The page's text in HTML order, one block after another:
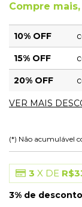
Compre
10% OFF
15% OFF
20% OFF
VER MAIS
(*) Não acumulável
3 X DE
3% de desconto